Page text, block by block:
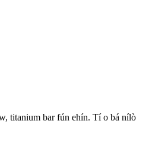
titanium bar fún ehín. Tí o bá nílò